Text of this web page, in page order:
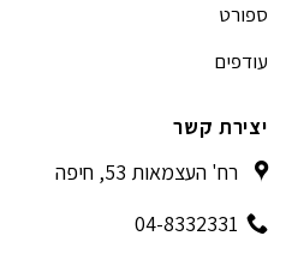
ספורט
עודפים
יצירת קשר
רח' העצמאות 53, חיפה
04-8332331